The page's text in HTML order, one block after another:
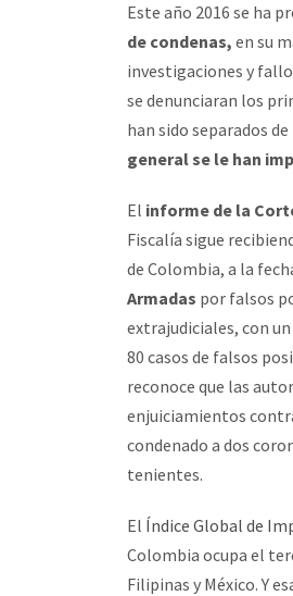
Este año 2016 se ha
de condenas, en su
investigaciones y
se denunciaran los
han sido separados
general se le han
El informe de la
Fiscalía sigue
de Colombia, a la
Armadas por falsos
extrajudiciales, con
80 casos de falsos
reconoce que las
enjuiciamientos
condenado a dos
tenientes.
El Índice Global de
Colombia ocupa el
Filipinas y México. Y